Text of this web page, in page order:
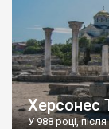
Херсонес
У 988 році,